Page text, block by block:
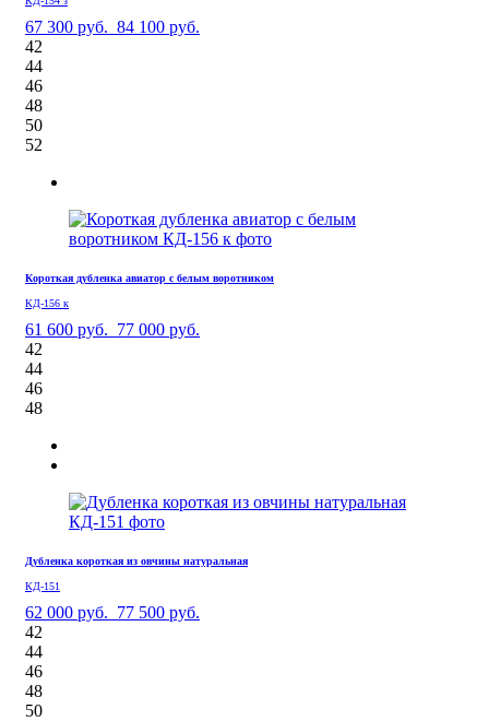
67 300 руб. 84 100 руб.
42
44
46
48
50
52
Короткая дубленка авиатор с белым воротником
КД-156 к
61 600 руб. 77 000 руб.
42
44
46
48
Дубленка короткая из овчины натуральная
КД-151
62 000 руб. 77 500 руб.
42
44
46
48
50